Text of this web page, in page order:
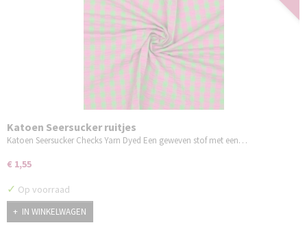
Katoen Seersucker ruitjes
Katoen Seersucker Checks Yarn Dyed Een geweven stof met een…
€ 1,55
✓ Op voorraad
IN WINKELWAGEN